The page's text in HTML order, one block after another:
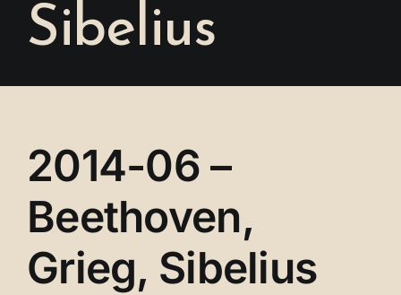
Se connecter
Sibelius
2014-06 –
Beethoven,
Grieg, Sibelius